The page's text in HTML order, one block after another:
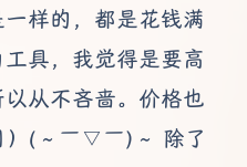
样的，都是花钱满
具，我觉得是要高
从不吝啬。价格也
）(～￣▽￣)～ 除了